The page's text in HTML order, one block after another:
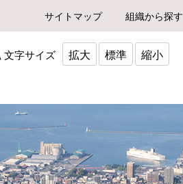
サイトマップ 組織から探す
文字サイズ 拡大 標準 縮小